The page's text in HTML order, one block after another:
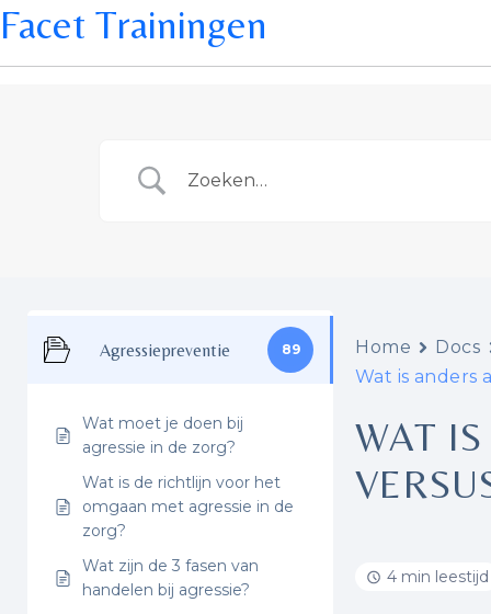
Facet Trainingen
Agressiepreventie 89
Wat moet je doen bij
agressie in de zorg?
Wat is de richtlijn voor het
omgaan met agressie in de
zorg?
Wat zijn de 3 fasen van
handelen bij agressie?
Home
Docs
Wat is anders
WAT
4 min leestijd